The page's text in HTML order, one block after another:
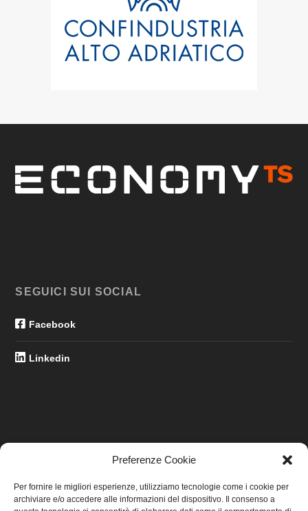
Preferenze Cookie
Per fornire le migliori esperienze, utilizziamo tecnologie come i cookie per
archiviare e/o accedere alle informazioni del dispositivo. Il consenso a
SEGUICI SUI SOCIAL
Facebook
Linkedin
Home